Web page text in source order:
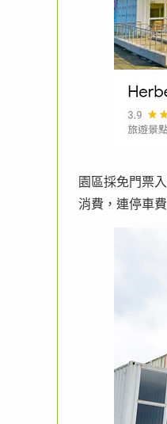
園區採免門票
消費，連停車